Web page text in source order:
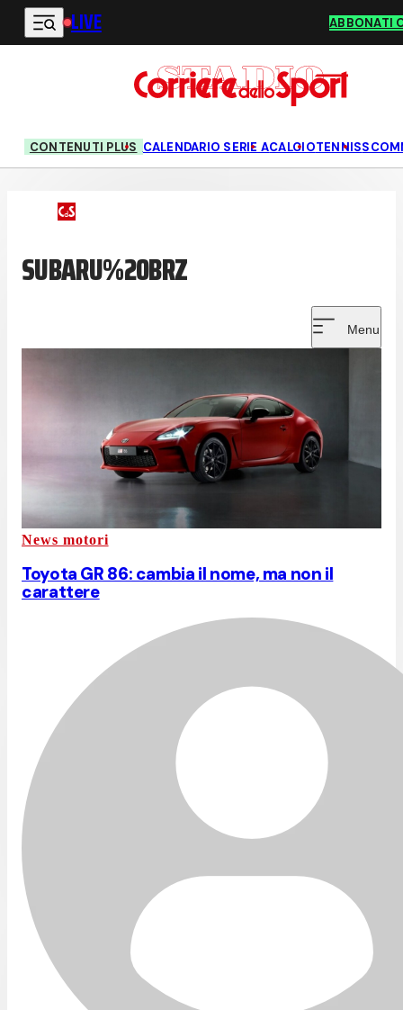
Vai al contenuto principale
LIVE ABBONATI
CONTENUTI PLUS CALENDARIO SERIE ACALCIOTENNIS
SUBARU%20BRZ
Menu
News motori
Toyota GR 86: cambia il nome, ma non il
carattere